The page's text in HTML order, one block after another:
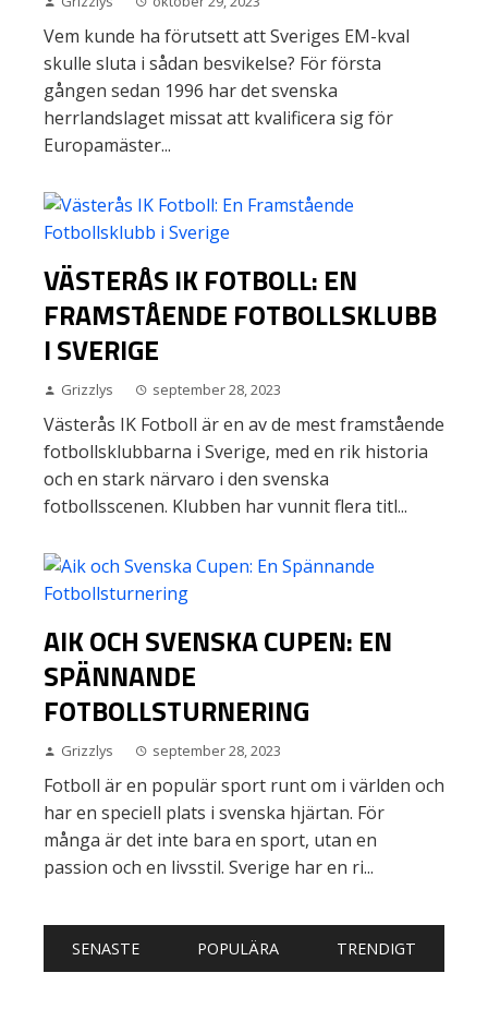
Vem kunde ha förutsett att Sveriges EM-kval
skulle sluta i sådan besvikelse? För första
gången sedan 1996 har det svenska
herrlandslaget missat att kvalificera sig för
Europamäster...
VÄSTERÅS IK FOTBOLL: EN
FRAMSTÅENDE FOTBOLLSKLUBB
I SVERIGE
Grizzlys september 28, 2023
Västerås IK Fotboll är en av de mest framstående
fotbollsklubbarna i Sverige, med en rik historia
och en stark närvaro i den svenska
fotbollsscenen. Klubben har vunnit flera titl...
AIK OCH SVENSKA CUPEN: EN
SPÄNNANDE
FOTBOLLSTURNERING
Grizzlys september 28, 2023
Fotboll är en populär sport runt om i världen och
har en speciell plats i svenska hjärtan. För
många är det inte bara en sport, utan en
passion och en livsstil. Sverige har en ri...
SENASTE POPULÄRA TRENDIGT